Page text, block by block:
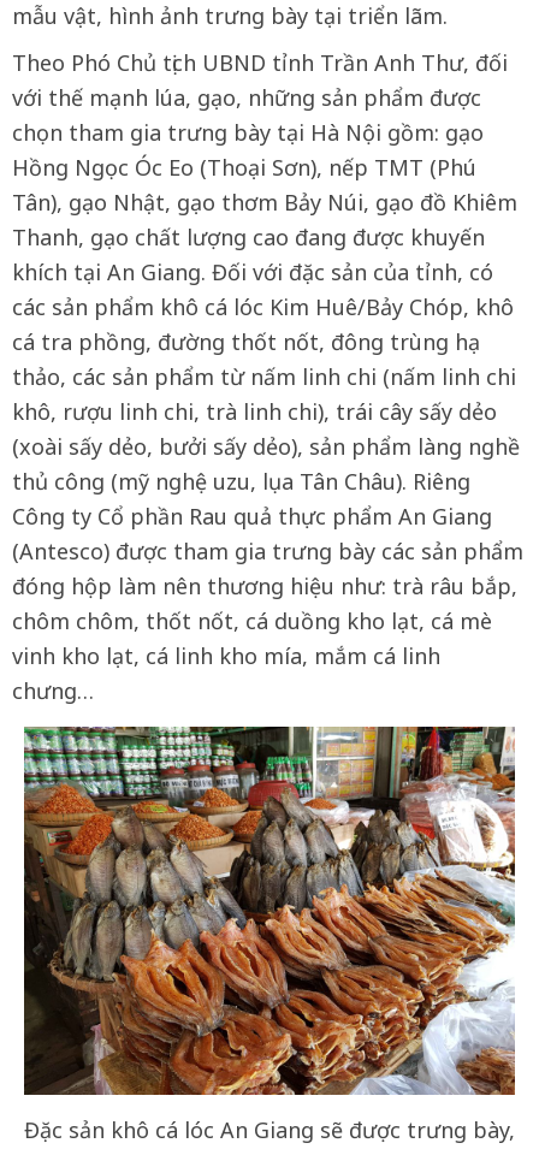
mẫu vật, hình ảnh trưng bày tại triển lãm.
Theo Phó Chủ tịch UBND tỉnh Trần Anh Thư, đối
với thế mạnh lúa, gạo, những sản phẩm được
chọn tham gia trưng bày tại Hà Nội gồm: gạo
Hồng Ngọc Óc Eo (Thoại Sơn), nếp TMT (Phú
Tân), gạo Nhật, gạo thơm Bảy Núi, gạo đồ Khiêm
Thanh, gạo chất lượng cao đang được khuyến
khích tại An Giang. Đối với đặc sản của tỉnh, có
các sản phẩm khô cá lóc Kim Huê/Bảy Chóp, khô
cá tra phồng, đường thốt nốt, đông trùng hạ
thảo, các sản phẩm từ nấm linh chi (nấm linh chi
khô, rượu linh chi, trà linh chi), trái cây sấy dẻo
(xoài sấy dẻo, bưởi sấy dẻo), sản phẩm làng nghề
thủ công (mỹ nghệ uzu, lụa Tân Châu). Riêng
Công ty Cổ phần Rau quả thực phẩm An Giang
(Antesco) được tham gia trưng bày các sản phẩm
đóng hộp làm nên thương hiệu như: trà râu bắp,
chôm chôm, thốt nốt, cá duồng kho lạt, cá mè
vinh kho lạt, cá linh kho mía, mắm cá linh
chưng…
Đặc sản khô cá lóc An Giang sẽ được trưng bày,